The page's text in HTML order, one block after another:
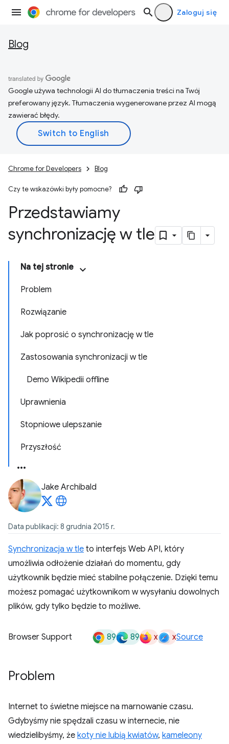
Zaloguj się
Blog
Google używa technologii AI do tłumaczenia treści na Twój
preferowany język. Tłumaczenia wygenerowane przez AI mogą
zawierać błędy.
Chrome for Developers Blog
Czy te wskazówki były pomocne?
Przedstawiamy
synchronizację w tle
Na tej stronie
Problem
Rozwiązanie
Jak poprosić o synchronizację w tle
Zastosowania synchronizacji w tle
Demo Wikipedii offline
Uprawnienia
Stopniowe ulepszanie
Przyszłość
Jake Archibald
Data publikacji: 8 grudnia 2015 r.
Synchronizacja w tle to interfejs Web API, który
umożliwia odłożenie działań do momentu, gdy
użytkownik będzie mieć stabilne połączenie. Dzięki temu
możesz pomagać użytkownikom w wysyłaniu dowolnych
plików, gdy tylko będzie to możliwe.
Browser Support 89 89 x xSource
Problem
Internet to świetne miejsce na marnowanie czasu.
Gdybyśmy nie spędzali czasu w internecie, nie
wiedzielibyśmy, że koty nie lubią kwiatów, kameleony